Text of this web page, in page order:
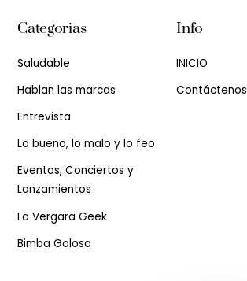
Categorias
Saludable
Hablan las marcas
Entrevista
Lo bueno, lo malo y lo feo
Eventos, Conciertos y
Lanzamientos
La Vergara Geek
Bimba Golosa
Info
INICIO
Contáctenos